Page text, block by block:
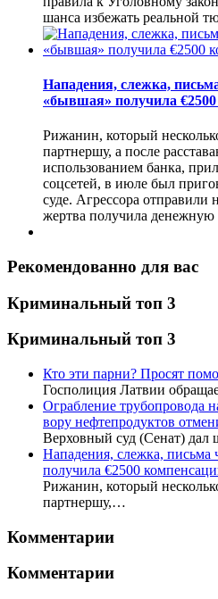
шанса избежать реальной
Нападения, слежка,
«бывшая» получила
Рижанин, который
партнершу, а после
использованием банка,
соцсетей, в июле был
суде. Агрессора отправили
жертва получила
Рекомендованно для вас
Криминальный топ 3
Криминальный топ 3
Кто эти парни? Просят
Госполиция Латвии
Ограбление трубопровода
вору нефтепродуктов
Верховный суд (Сенат) дал
Нападения, слежка, письма
получила €2500
Рижанин, который
партнершу,…
Комментарии
Комментарии